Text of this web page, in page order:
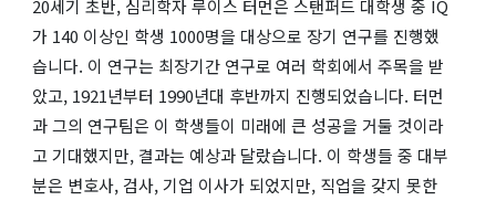
20세기 초반, 심리학자 루이스 터먼은 스탠퍼드 대학생 중 IQ
가 140 이상인 학생 1000명을 대상으로 장기 연구를 진행했
습니다. 이 연구는 최장기간 연구로 여러 학회에서 주목을 받
았고, 1921년부터 1990년대 후반까지 진행되었습니다. 터먼
과 그의 연구팀은 이 학생들이 미래에 큰 성공을 거둘 것이라
고 기대했지만, 결과는 예상과 달랐습니다. 이 학생들 중 대부
분은 변호사, 검사, 기업 이사가 되었지만, 직업을 갖지 못한